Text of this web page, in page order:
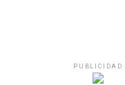
PUBLICIDAD